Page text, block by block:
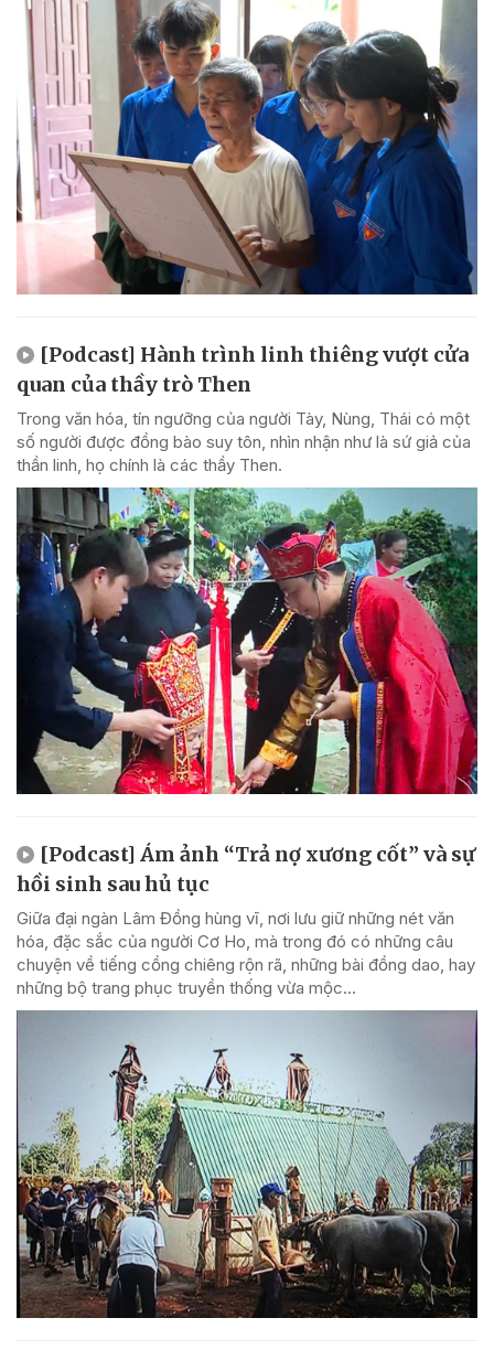
[Podcast] Hành trình linh thiêng vượt cửa
quan của thầy trò Then
Trong văn hóa, tín ngưỡng của người Tày, Nùng, Thái có một
số người được đồng bào suy tôn, nhìn nhận như là sứ giả của
thần linh, họ chính là các thầy Then.
[Podcast] Ám ảnh “Trả nợ xương cốt” và sự
hồi sinh sau hủ tục
Giữa đại ngàn Lâm Đồng hùng vĩ, nơi lưu giữ những nét văn
hóa, đặc sắc của người Cơ Ho, mà trong đó có những câu
chuyện về tiếng cồng chiêng rộn rã, những bài đồng dao, hay
những bộ trang phục truyền thống vừa mộc...